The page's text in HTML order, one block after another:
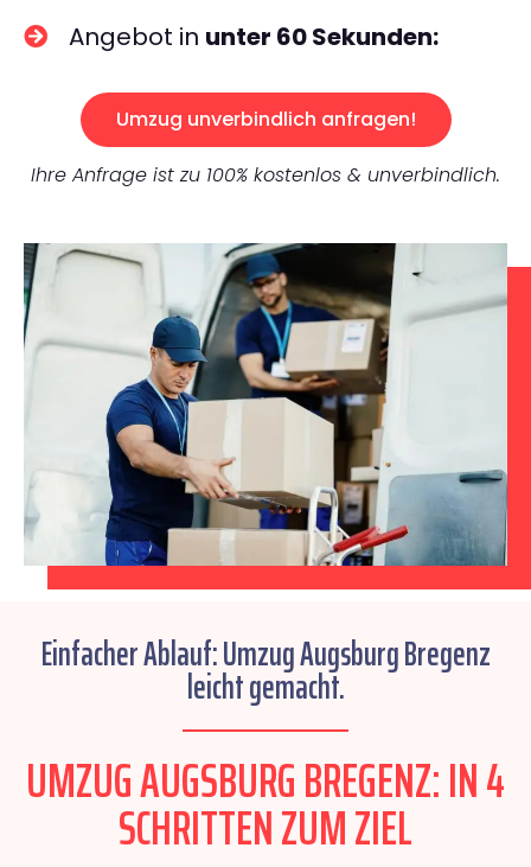
Angebot in unter 60 Sekunden:
Umzug unverbindlich anfragen!
Ihre Anfrage ist zu 100% kostenlos & unverbindlich.
Einfacher Ablauf: Umzug Augsburg Bregenz
leicht gemacht.
UMZUG AUGSBURG BREGENZ: IN 4
SCHRITTEN ZUM ZIEL